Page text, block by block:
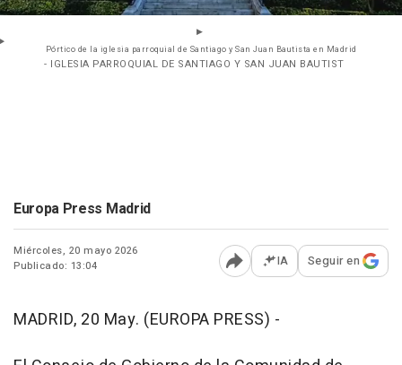
Pórtico de la iglesia parroquial de Santiago y San Juan Bautista en Madrid
- IGLESIA PARROQUIAL DE SANTIAGO Y SAN JUAN BAUTIST
Europa Press Madrid
Miércoles, 20 mayo 2026
Publicado: 13:04
Abrir opciones para
IA Seguir en
MADRID, 20 May. (EUROPA PRESS) -